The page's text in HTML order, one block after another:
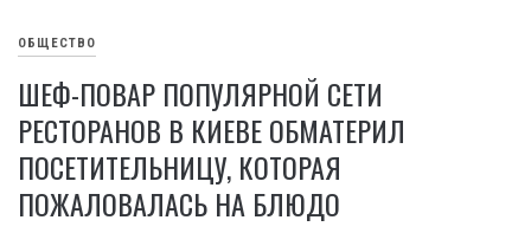
ОБЩЕСТВО
ШЕФ-ПОВАР ПОПУЛЯРНОЙ СЕТИ
РЕСТОРАНОВ В КИЕВЕ ОБМАТЕРИЛ
ПОСЕТИТЕЛЬНИЦУ, КОТОРАЯ
ПОЖАЛОВАЛАСЬ НА БЛЮДО